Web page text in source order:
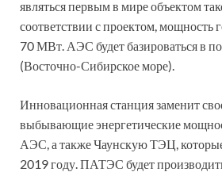
являться первым в мире объектом
соответствии с проектом, мощность
70 МВт. АЭС будет базироваться в
(Восточно-Сибирское море).
Инновационная станция заменит
выбывающие энергетические
АЭС, а также Чаунскую ТЭЦ,
2019 году. ПАТЭС будет